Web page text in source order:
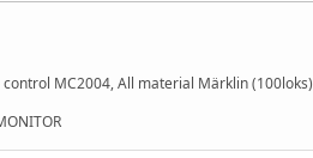
MC2004, All material Märklin (100loks)